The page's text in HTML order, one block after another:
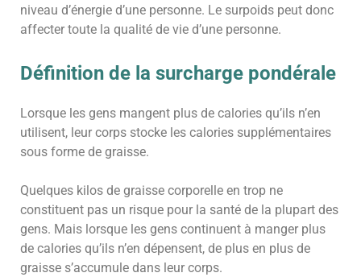
niveau d’énergie d’une personne. Le surpoids peut donc
affecter toute la qualité de vie d’une personne.
Définition de la surcharge pondérale
Lorsque les gens mangent plus de calories qu’ils n’en
utilisent, leur corps stocke les calories supplémentaires
sous forme de graisse.
Quelques kilos de graisse corporelle en trop ne
constituent pas un risque pour la santé de la plupart des
gens. Mais lorsque les gens continuent à manger plus
de calories qu’ils n’en dépensent, de plus en plus de
graisse s’accumule dans leur corps.